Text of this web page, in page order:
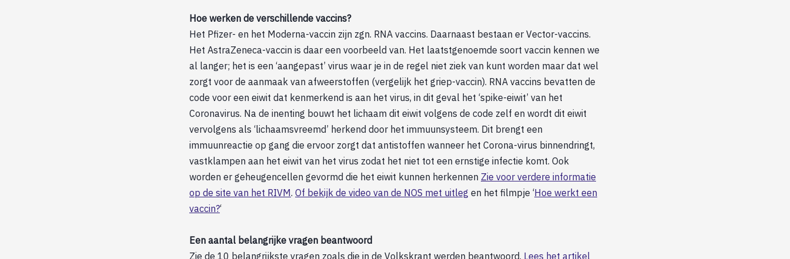
Hoe werken de verschillende vaccins?
Het Pfizer- en het Moderna-vaccin zijn zgn. RNA vaccins. Daarnaast bestaan er Vector-vaccins.
Het AstraZeneca-vaccin is daar een voorbeeld van. Het laatstgenoemde soort vaccin kennen we
al langer; het is een ‘aangepast’ virus waar je in de regel niet ziek van kunt worden maar dat wel
zorgt voor de aanmaak van afweerstoffen (vergelijk het griep-vaccin). RNA vaccins bevatten de
code voor een eiwit dat kenmerkend is aan het virus, in dit geval het ‘spike-eiwit’ van het
Coronavirus. Na de inenting bouwt het lichaam dit eiwit volgens de code zelf en wordt dit eiwit
vervolgens als ‘lichaamsvreemd’ herkend door het immuunsysteem. Dit brengt een
immuunreactie op gang die ervoor zorgt dat antistoffen wanneer het Corona-virus binnendringt,
vastklampen aan het eiwit van het virus zodat het niet tot een ernstige infectie komt. Ook
worden er geheugencellen gevormd die het eiwit kunnen herkennen Zie voor verdere informatie
op de site van het RIVM. Of bekijk de video van de NOS met uitleg en het filmpje ‘Hoe werkt een
vaccin?‘
Een aantal belangrijke vragen beantwoord
Zie de 10 belangrijkste vragen zoals die in de Volkskrant werden beantwoord. Lees het artikel